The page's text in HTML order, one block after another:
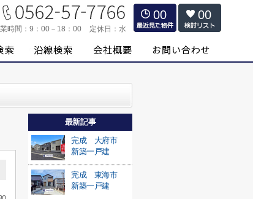
時間： 9：00－18：00 定休日： 水
00 00
最新記事
完成 大府市
新築一戸建
完成 東海市
新築一戸建